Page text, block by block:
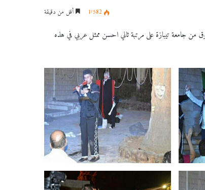
1٬582 أقل من دقيقة
من جامعة تيبازة على مرتبة ثاني احسن ممثل عربي في هذه